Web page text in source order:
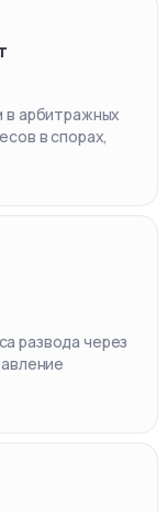
в арбитражных
в спорах,
развода через